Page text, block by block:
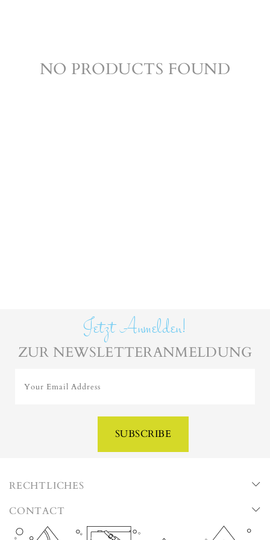
NO PRODUCTS FOUND
Jetzt Anmelden!
ZUR NEWSLETTERANMELDUNG
Your Email Address
SUBSCRIBE
RECHTLICHES
CONTACT